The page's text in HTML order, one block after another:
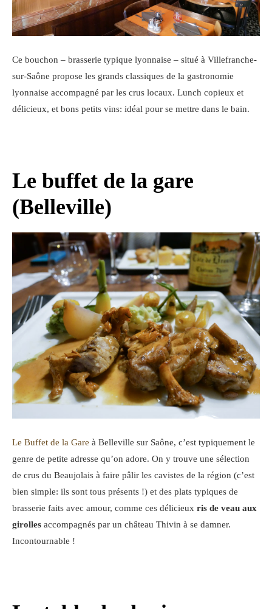
Ce bouchon – brasserie typique lyonnaise – situé à Villefranche-
sur-Saône propose les grands classiques de la gastronomie
lyonnaise accompagné par les crus locaux. Lunch copieux et
délicieux, et bons petits vins: idéal pour se mettre dans le bain.
Le buffet de la gare
(Belleville)
Le Buffet de la Gare à Belleville sur Saône, c’est typiquement le
genre de petite adresse qu’on adore. On y trouve une sélection
de crus du Beaujolais à faire pâlir les cavistes de la région (c’est
bien simple: ils sont tous présents !) et des plats typiques de
brasserie faits avec amour, comme ces délicieux ris de veau aux
girolles accompagnés par un château Thivin à se damner.
Incontournable !